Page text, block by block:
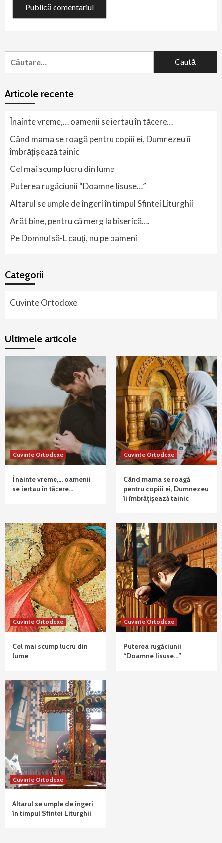
după:
Articole recente
Înainte vreme,… oamenii se iertau în tăcere…
Când mama se roagă pentru copiii ei, Dumnezeu îi
îmbrățișează tainic
Cel mai scump lucru din lume
Puterea rugăciunii “Doamne Iisuse…”
Altarul se umple de îngeri în timpul Sfintei Liturghii
Arăt bine, pentru că merg la biserică….
Pe Domnul să-L cauţi, nu pe oameni
Categorii
Cuvinte Ortodoxe
Ultimele articole
Cuvinte Ortodoxe
Înainte vreme,… oamenii
se iertau în tăcere…
Cuvinte Ortodoxe
Când mama se roagă
pentru copiii ei, Dumnezeu
îi îmbrățișează tainic
Cuvinte Ortodoxe
Cel mai scump lucru din
lume
Cuvinte Ortodoxe
Puterea rugăciunii
“Doamne Iisuse…”
Cuvinte Ortodoxe
Altarul se umple de îngeri
în timpul Sfintei Liturghii